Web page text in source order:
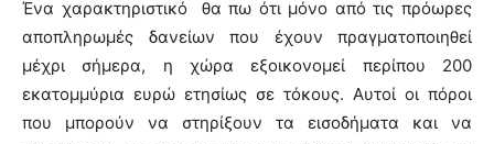
Ένα χαρακτηριστικό θα πω ότι μόνο από τις πρόωρες
αποπληρωμές δανείων που έχουν πραγματοποιηθεί
μέχρι σήμερα, η χώρα εξοικονομεί περίπου 200
εκατομμύρια ευρώ ετησίως σε τόκους. Αυτοί οι πόροι
που μπορούν να στηρίξουν τα εισοδήματα και να